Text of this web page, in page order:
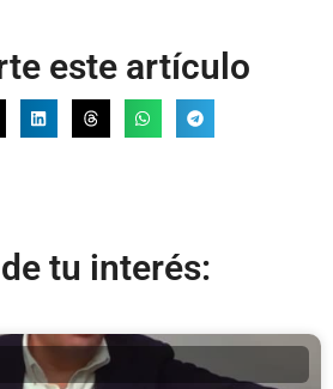
este artículo
tu interés: